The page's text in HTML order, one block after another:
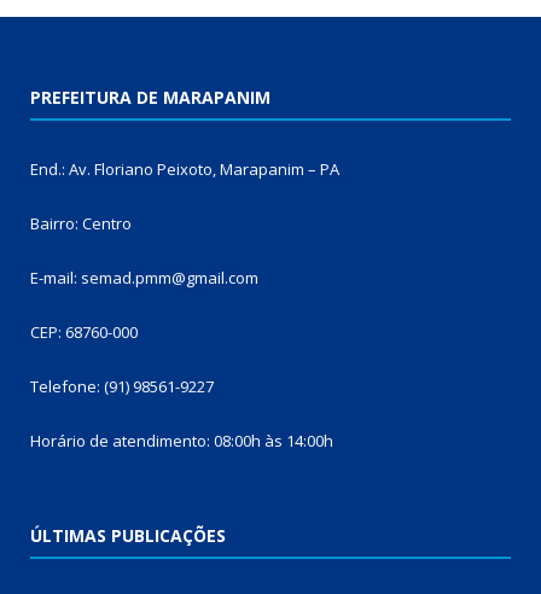
PREFEITURA DE MARAPANIM
End.: Av. Floriano Peixoto, Marapanim – PA
Bairro: Centro
E-mail: semad.pmm@gmail.com
CEP: 68760-000
Telefone: (91) 98561-9227
Horário de atendimento: 08:00h às 14:00h
ÚLTIMAS PUBLICAÇÕES